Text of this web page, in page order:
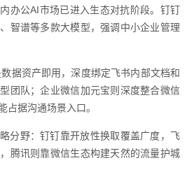
办公AI市场已进入生态对抗阶段。钉钉
智谱等多款大模型，强调中小企业管理
数据资产即用，深度绑定飞书内部文档和
团队；企业微信加元宝则深度整合微信
占据沟通场景入口。
分野：钉钉靠开放性换取覆盖广度，飞
腾讯则靠微信生态构建天然的流量护城